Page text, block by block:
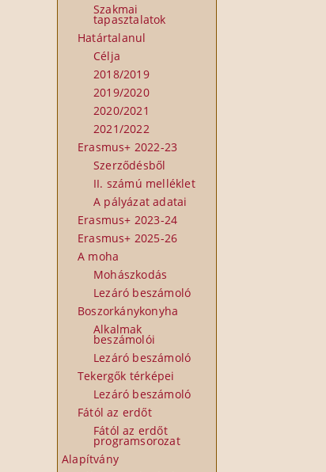
Szakmai
tapasztalatok
Határtalanul
Célja
2018/2019
2019/2020
2020/2021
2021/2022
Erasmus+ 2022-23
Szerződésből
II. számú melléklet
A pályázat adatai
Erasmus+ 2023-24
Erasmus+ 2025-26
A moha
Mohászkodás
Lezáró beszámoló
Boszorkánykonyha
Alkalmak
beszámolói
Lezáró beszámoló
Tekergők térképei
Lezáró beszámoló
Fától az erdőt
Fától az erdőt
programsorozat
Alapítvány